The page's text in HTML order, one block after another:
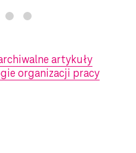
artykuły
organizacji pracy